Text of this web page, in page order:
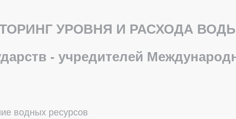
УРОВНЯ И РАСХОДА
- учредителей
водных ресурсов